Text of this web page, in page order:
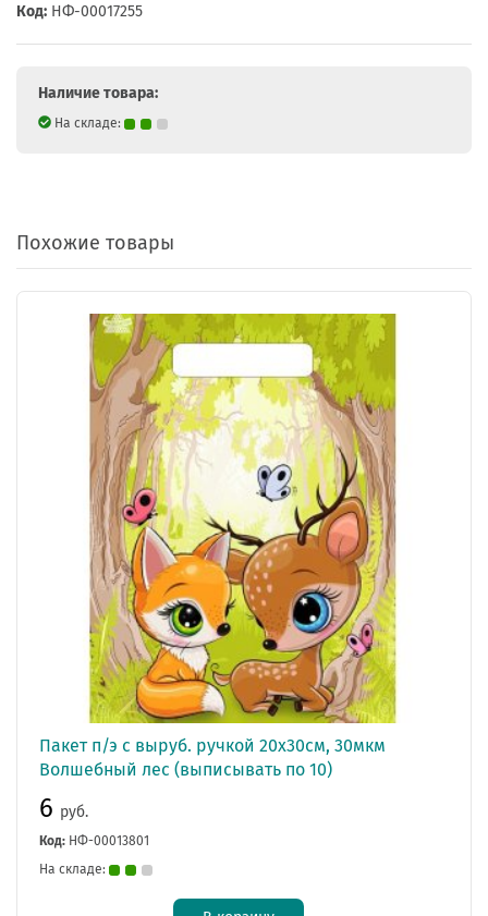
Код: НФ-00017255
Наличие товара:
На складе:
Похожие товары
Пакет п/э с выруб. ручкой 20х30см, 30мкм
Волшебный лес (выписывать по 10)
6 руб.
Код: НФ-00013801
На складе: